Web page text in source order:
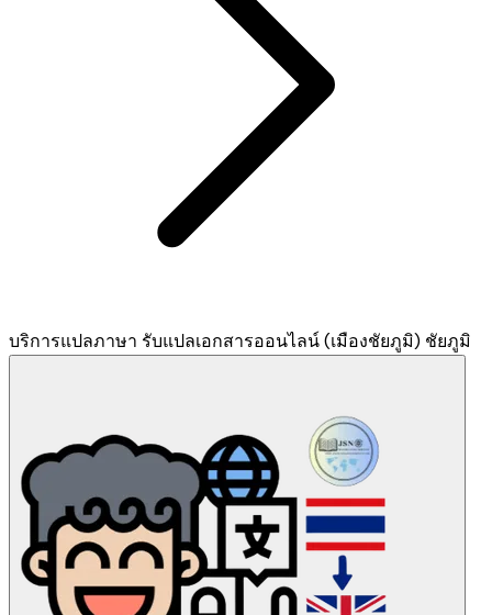
บริการแปลภาษา รับแปลเอกสารออนไลน์ (เมืองชัยภูมิ) ชัยภูมิ